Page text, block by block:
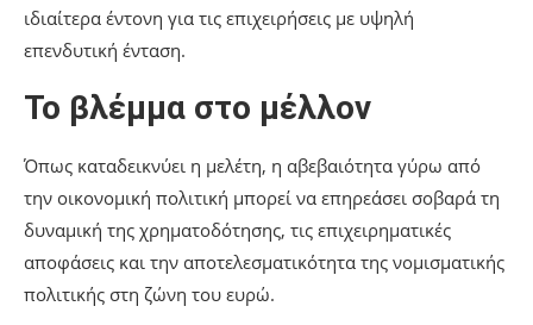
ιδιαίτερα έντονη για τις επιχειρήσεις με υψηλή
επενδυτική ένταση.
Το βλέμμα στο μέλλον
Όπως καταδεικνύει η μελέτη, η αβεβαιότητα γύρω από
την οικονομική πολιτική μπορεί να επηρεάσει σοβαρά τη
δυναμική της χρηματοδότησης, τις επιχειρηματικές
αποφάσεις και την αποτελεσματικότητα της νομισματικής
πολιτικής στη ζώνη του ευρώ.